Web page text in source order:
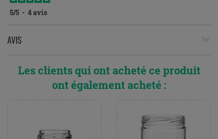
5/5 - 4avis
AVIS
Les clients qui ont acheté ce produit
ont également acheté :